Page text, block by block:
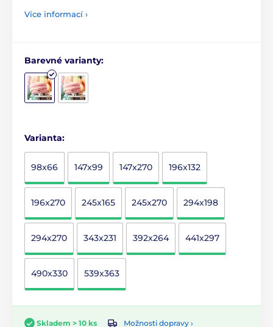
Více informací ›
Barevné varianty:
Varianta:
98x66 147x99 147x270 196x132
196x270 245x165 245x270 294x198
294x270 343x231 392x264 441x297
490x330 539x363
Skladem > 10 ks Možnosti dopravy ›